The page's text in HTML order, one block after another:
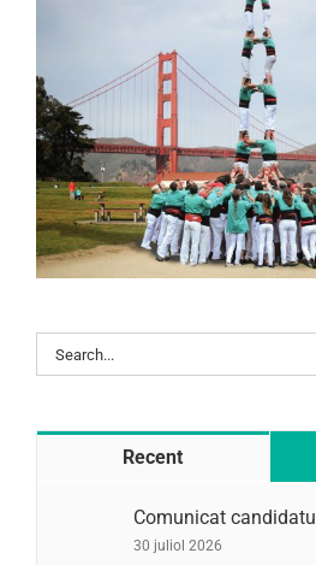
Search
for:
Recent
Comunicat
30 juliol 2026